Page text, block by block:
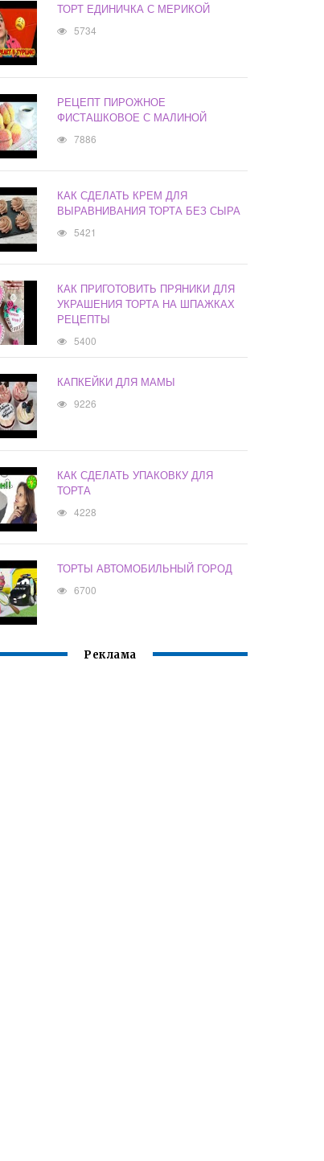
ТОРТ ЕДИНИЧКА С МЕРИКОЙ
5734
РЕЦЕПТ ПИРОЖНОЕ
ФИСТАШКОВОЕ С МАЛИНОЙ
7886
КАК СДЕЛАТЬ КРЕМ ДЛЯ
ВЫРАВНИВАНИЯ ТОРТА БЕЗ СЫРА
5421
КАК ПРИГОТОВИТЬ ПРЯНИКИ ДЛЯ
УКРАШЕНИЯ ТОРТА НА ШПАЖКАХ
РЕЦЕПТЫ
5400
КАПКЕЙКИ ДЛЯ МАМЫ
9226
КАК СДЕЛАТЬ УПАКОВКУ ДЛЯ
ТОРТА
4228
ТОРТЫ АВТОМОБИЛЬНЫЙ ГОРОД
6700
Реклама